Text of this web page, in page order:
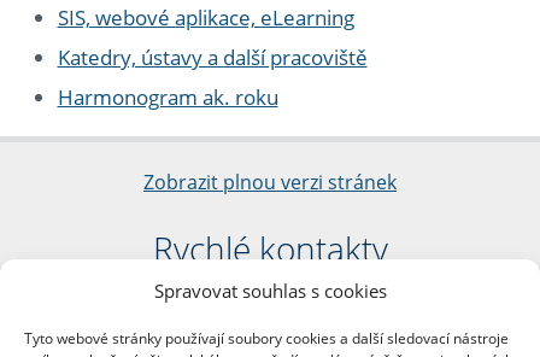
Spravovat souhlas s cookies
Tyto webové stránky používají soubory cookies a další sledovací nástroje
SIS, webové aplikace, eLearning
Katedry, ústavy a další pracoviště
Harmonogram ak. roku
Zobrazit plnou verzi stránek
Rychlé kontakty
Filozofická fakulta
nám. Jana Palacha 1/2